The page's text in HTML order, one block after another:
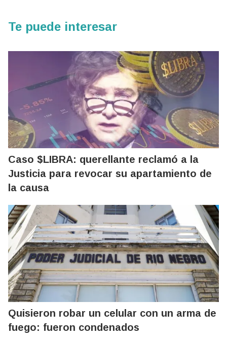
Te puede interesar
Caso $LIBRA: querellante reclamó a la
Justicia para revocar su apartamiento de
la causa
Quisieron robar un celular con un arma de
fuego: fueron condenados